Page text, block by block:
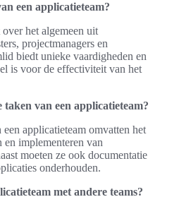
een applicatieteam?
het algemeen uit
projectmanagers en
biedt unieke vaardigheden en
is voor de effectiviteit van het
van een applicatieteam?
applicatieteam omvatten het
en implementeren van
moeten ze ook documentatie
onderhouden.
met andere teams?